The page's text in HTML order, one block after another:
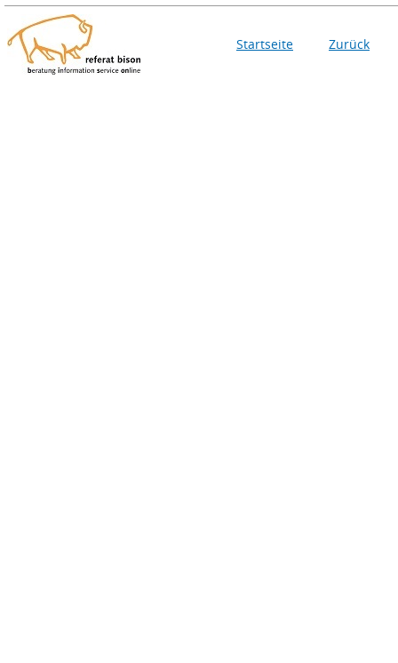
Startseite Zurück